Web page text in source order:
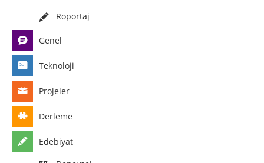
Röportaj
Genel
Teknoloji
Projeler
Derleme
Edebiyat